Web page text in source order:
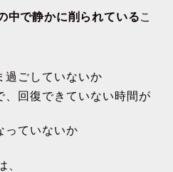
中で静かに削られているこ
過ごしていないか
、回復できていない時間が
っていないか
、